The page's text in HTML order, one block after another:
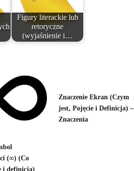
Figury literackie lub
retoryczne
(wyjaśnienie i…
(∞) (Co
i definicja)
Znaczenie Ekran (Czym
jest, Pojęcie i Definicja) –
Znaczenia